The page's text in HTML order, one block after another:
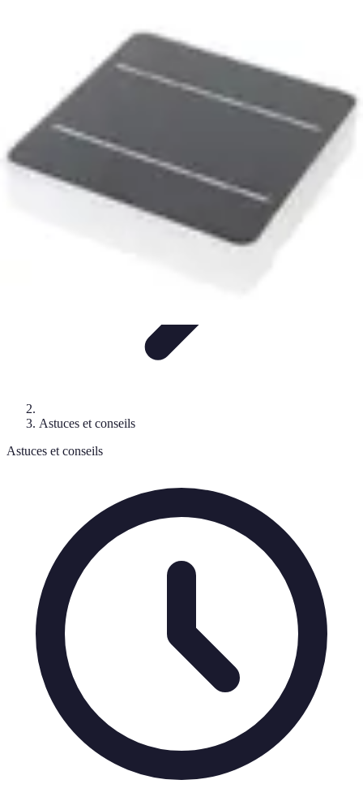
Éclairage Intérieur
Éclairage Déco
Astuces et conseils
Astuces et conseils